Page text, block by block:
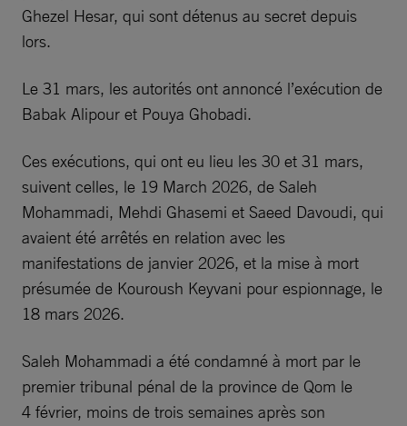
Ghezel Hesar, qui sont détenus au secret depuis
lors.
Le 31 mars, les autorités ont annoncé l’exécution de
Babak Alipour et Pouya Ghobadi.
Ces exécutions, qui ont eu lieu les 30 et 31 mars,
suivent celles, le 19 March 2026, de Saleh
Mohammadi, Mehdi Ghasemi et Saeed Davoudi, qui
avaient été arrêtés en relation avec les
manifestations de janvier 2026, et la mise à mort
présumée de Kouroush Keyvani pour espionnage, le
18 mars 2026.
Saleh Mohammadi a été condamné à mort par le
premier tribunal pénal de la province de Qom le
4 février, moins de trois semaines après son